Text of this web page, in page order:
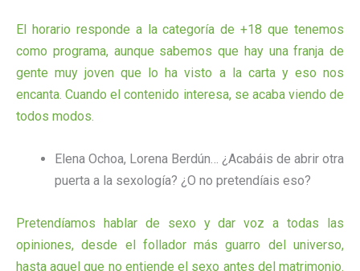
El horario responde a la categoría de +18 que tenemos
como programa, aunque sabemos que hay una franja de
gente muy joven que lo ha visto a la carta y eso nos
encanta. Cuando el contenido interesa, se acaba viendo de
todos modos.
Elena Ochoa, Lorena Berdún… ¿Acabáis de abrir otra
puerta a la sexología? ¿O no pretendíais eso?
Pretendíamos hablar de sexo y dar voz a todas las
opiniones, desde el follador más guarro del universo,
hasta aquel que no entiende el sexo antes del matrimonio.